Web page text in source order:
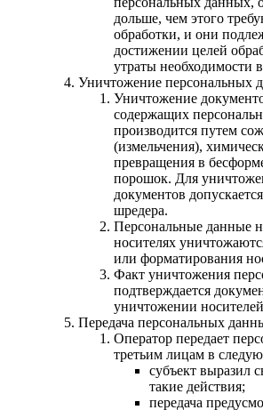
дольше, чем этого
обработки, и они
достижении целей
утраты необходимости
Уничтожение персональных
Уничтожение
содержащих
производится путем
(измельчения),
превращения в
порошок. Для
документов
шредера.
Персональные данные
носителях
или форматирования
Факт уничтожения
подтверждается
уничтожении
Передача персональных
Оператор передает
третьим лицам в
субъект выразил
такие действия;
передача